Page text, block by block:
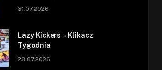
się zepsuł.
31.07.2026
Lazy Kickers – Klikacz
Tygodnia
28.07.2026